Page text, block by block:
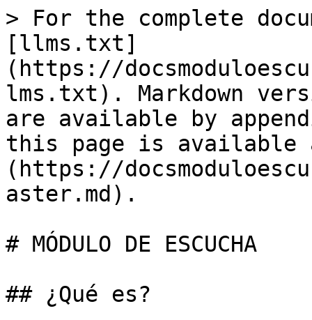
> For the complete
[llms.txt]
(https://
lms.txt). Markdown
are available by
this page is available
(https://
aster.md).
# MÓDULO DE ESCUCHA
## ¿Qué es?